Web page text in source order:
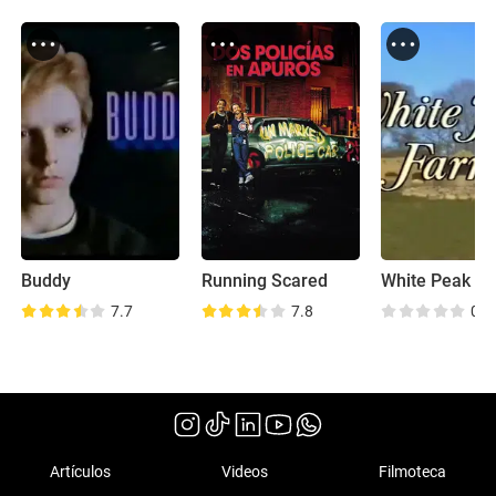
Buddy
7.7
Running Scared
7.8
White Peak
0.0
Artículos Videos Filmoteca